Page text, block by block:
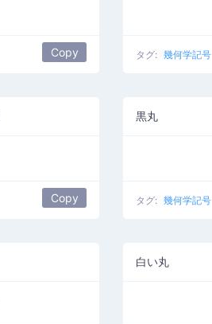
Copy タグ: 幾何学記号
Copy
黒丸
タグ: 幾何学記号
白い丸